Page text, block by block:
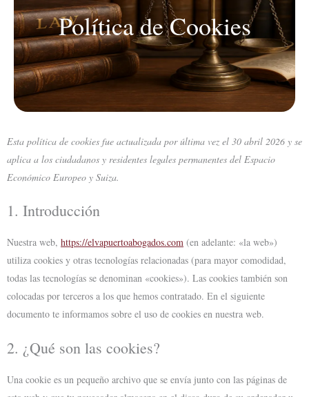
Política de Cookies
Esta política de cookies fue actualizada por última vez el 30 abril 2026 y se
aplica a los ciudadanos y residentes legales permanentes del Espacio
Económico Europeo y Suiza.
1. Introducción
Nuestra web, https://elvapuertoabogados.com (en adelante: «la web»)
utiliza cookies y otras tecnologías relacionadas (para mayor comodidad,
todas las tecnologías se denominan «cookies»). Las cookies también son
colocadas por terceros a los que hemos contratado. En el siguiente
documento te informamos sobre el uso de cookies en nuestra web.
2. ¿Qué son las cookies?
Una cookie es un pequeño archivo que se envía junto con las páginas de
Consent
service
Consent
service
Consent
service
Consent
service
Consent
service